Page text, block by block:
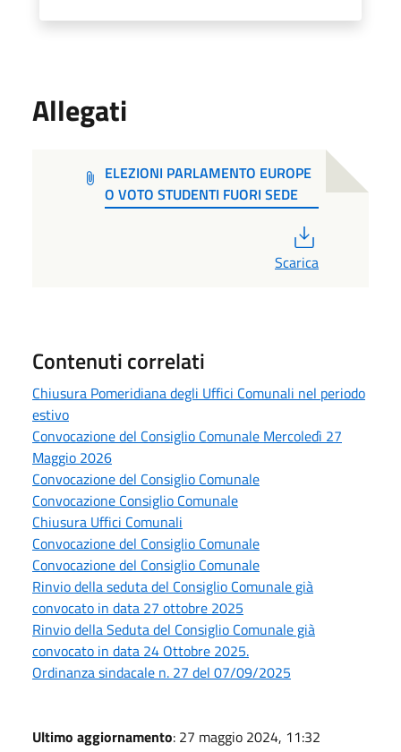
Allegati
ELEZIONI PARLAMENTO EUROPE
O VOTO STUDENTI FUORI SEDE
Scarica
Contenuti correlati
Chiusura Pomeridiana degli Uffici Comunali nel periodo
estivo
Convocazione del Consiglio Comunale Mercoledì 27
Maggio 2026
Convocazione del Consiglio Comunale
Convocazione Consiglio Comunale
Chiusura Uffici Comunali
Convocazione del Consiglio Comunale
Convocazione del Consiglio Comunale
Rinvio della seduta del Consiglio Comunale già
convocato in data 27 ottobre 2025
Rinvio della Seduta del Consiglio Comunale già
convocato in data 24 Ottobre 2025.
Ordinanza sindacale n. 27 del 07/09/2025
Ultimo aggiornamento: 27 maggio 2024, 11:32